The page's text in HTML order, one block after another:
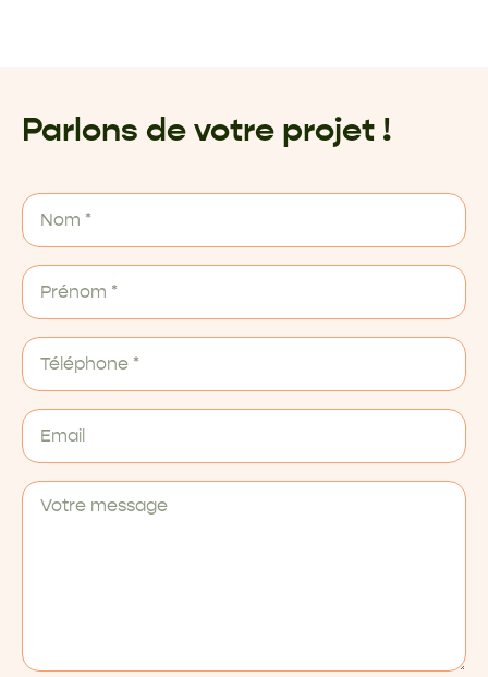
Parlons de votre projet !